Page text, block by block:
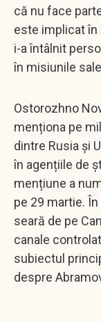
că nu face
este implicat în
i-a întâlnit
în misiunile
Ostorozhno
menționa pe
dintre Rusia și
în agențiile de
mențiune a
pe 29 martie.
seară de pe
canale
subiectul
despre